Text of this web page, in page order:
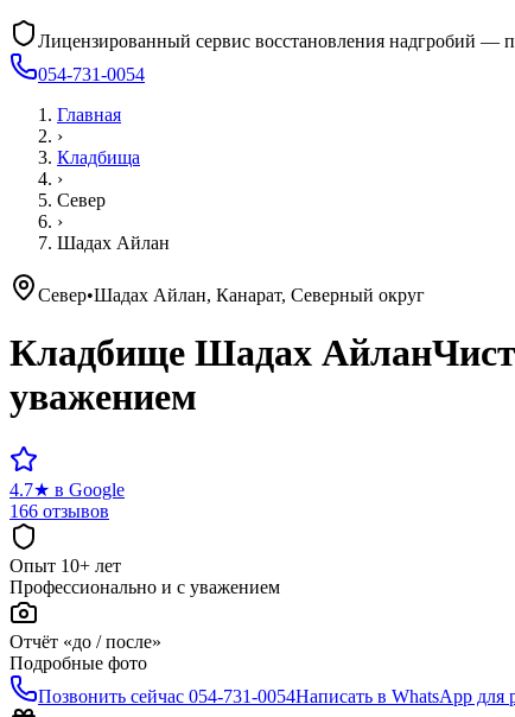
Лицензированный сервис восстановления надгробий —
054-731-0054
Главная
›
Кладбища
›
Север
›
Шадах Айлан
Север•Шадах Айлан, Канарат, Северный округ
Кладбище Шадах Айлан
уважением
4.7★ в Google
166 отзывов
Опыт 10+ лет
Профессионально и с уважением
Отчёт «до / после»
Подробные фото
Позвонить сейчас 054-731-0054Написать в WhatsApp для